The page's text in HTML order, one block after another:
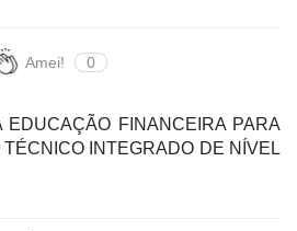
Amei! 0
EDUCAÇÃO FINANCEIRA PARA
INTEGRADO DE NÍVEL